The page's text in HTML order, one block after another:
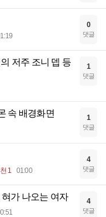
0
댓글
저주 조니 뎁 등
1
댓글
속 배경화면 1
댓글
1 01:00
4
댓글
가 나오는 여자 4
댓글